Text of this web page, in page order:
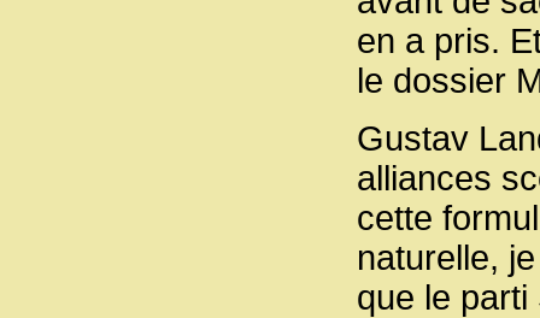
en a pris.
le dossier
Gustav
alliances
cette
naturelle,
que le parti